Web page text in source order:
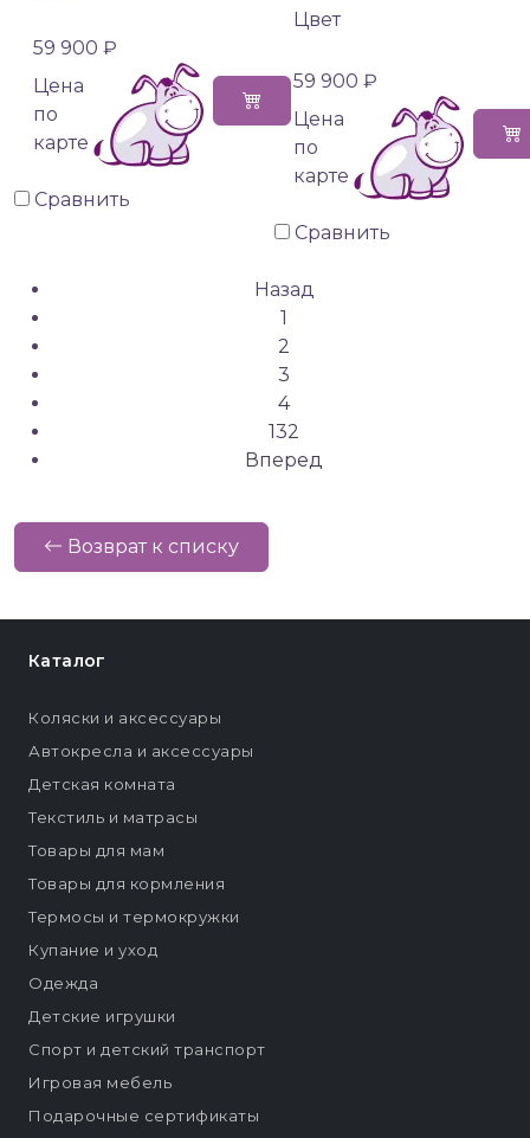
59 900 ₽
Цена
по
карте
Сравнить
Цвет
59 900 ₽
Цена
по
карте
Сравнить
Назад
1
2
3
4
132
Вперед
Возврат к списку
Каталог
Коляски и аксессуары
Автокресла и аксессуары
Детская комната
Текстиль и матрасы
Товары для мам
Товары для кормления
Термосы и термокружки
Купание и уход
Одежда
Детские игрушки
Спорт и детский транспорт
Игровая мебель
Подарочные сертификаты